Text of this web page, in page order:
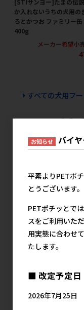
か入れないうちの犬用の
ろとかつお ファミリー缶
400g
メーカー希望小
すべての犬用フ
マースの人気
[マース]シーザー 自然素
シピ 平飼い鶏の蒸しささ
袋【メーカーフェア10】
お知らせ バイ
平素よりPETポ
とうございます。
PETポチッとで
スをご利用いた
用実態に合わせ
たします。
■ 改定予定日
2026年7月25日